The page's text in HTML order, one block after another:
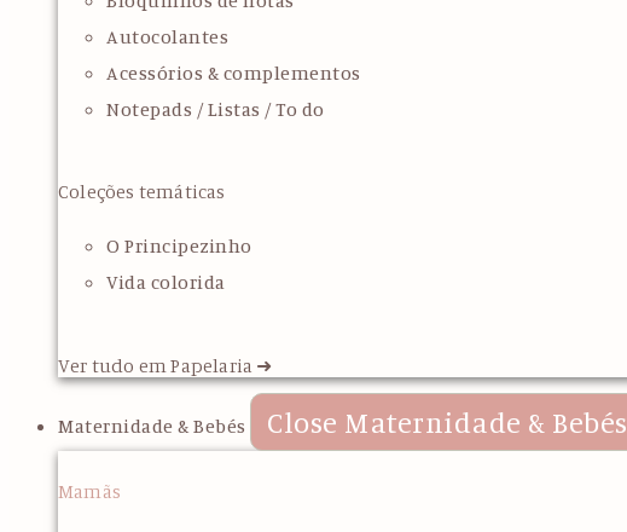
Autocolantes
Acessórios & complementos
Notepads / Listas / To do
Coleções temáticas
O Principezinho
Vida colorida
Ver tudo em Papelaria ➜
Maternidade & Bebés Close Maternidade & Bebés
Mamãs